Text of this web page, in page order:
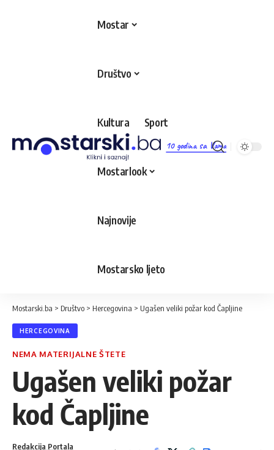
10 godina sa Vama
Mostar
Društvo
Kultura Sport
Mostarlook
Najnovije
Mostarsko ljeto
Mostarski.ba > Društvo > Hercegovina > Ugašen veliki požar kod Čapljine
HERCEGOVINA
NEMA MATERIJALNE ŠTETE
Ugašen veliki požar
kod Čapljine
Redakcija Portala